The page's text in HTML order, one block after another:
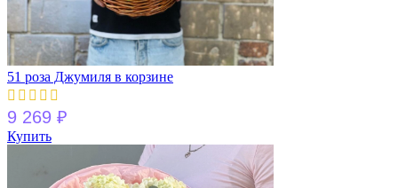
51 роза Джумиля в корзине
9 269 ₽
Купить